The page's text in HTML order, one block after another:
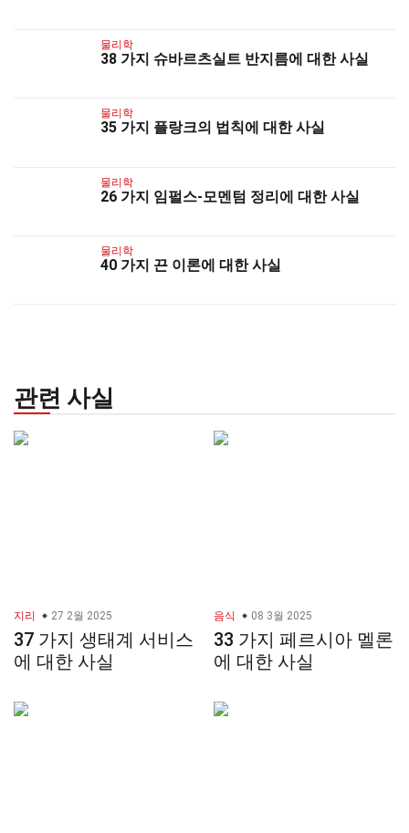
물리학
38 가지 슈바르츠실트 반지름에 대한 사실
물리학
35 가지 플랑크의 법칙에 대한 사실
물리학
26 가지 임펄스-모멘텀 정리에 대한 사실
물리학
40 가지 끈 이론에 대한 사실
관련 사실
지리 27 2월 2025
37 가지 생태계 서비스
에 대한 사실
음식 08 3월 2025
33 가지 페르시아 멜론
에 대한 사실